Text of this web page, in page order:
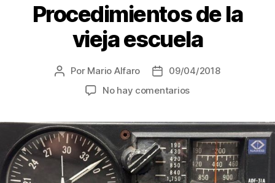
Procedimientos de la
vieja escuela
Autor
Por Mario Alfaro
Fecha
de
09/04/2018
No hay comentariosen
la
vieja
escuela